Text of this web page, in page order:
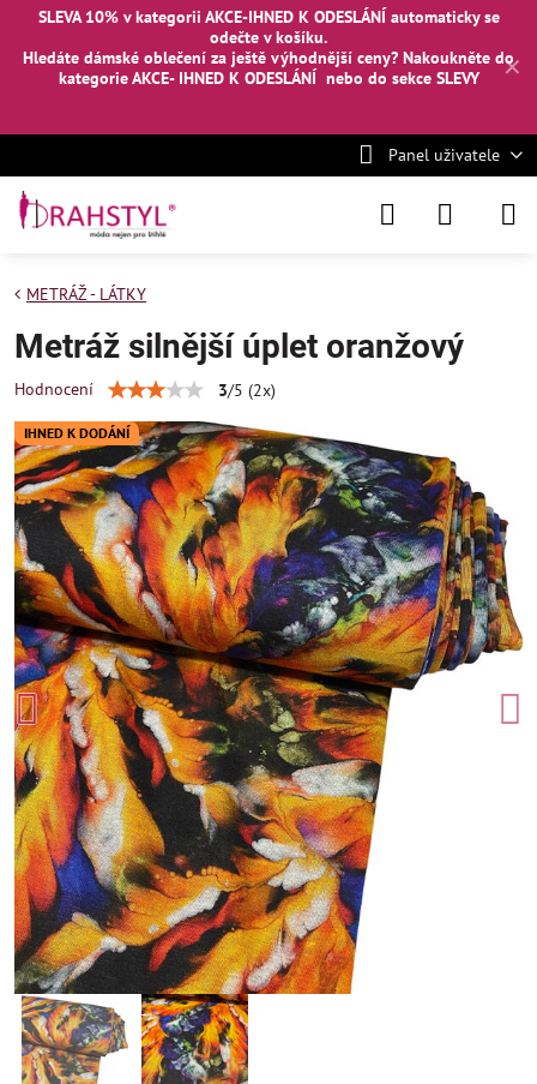
✕
SLEVA 10% v kategorii AKCE-IHNED K ODESLÁNÍ automaticky se
odečte v košíku.
Hledáte dámské oblečení za ještě výhodnější ceny? Nakoukněte do
kategorie AKCE- IHNED K ODESLÁNÍ nebo do sekce SLEVY
Panel uživatele
IHNED K DODÁNÍ
METRÁŽ - LÁTKY
Metráž silnější úplet oranžový
Hodnocení 3/5 (2x)